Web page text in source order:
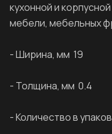
кухонной и
мебели, мебельных
- Ширина, мм 19
- Толщина, мм 0.4
- Количество в